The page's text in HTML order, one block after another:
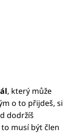
, který může
o to přijdeš, si
dodržíš
musí být člen